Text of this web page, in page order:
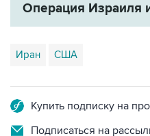
Операция Израиля
Иран США
Купить подписку на
Подписаться на